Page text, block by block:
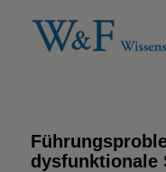
dysfunktionale